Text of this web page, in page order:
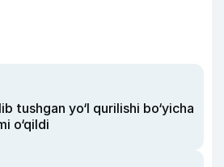
tushgan yo‘l qurilishi bo‘yicha
o‘qildi